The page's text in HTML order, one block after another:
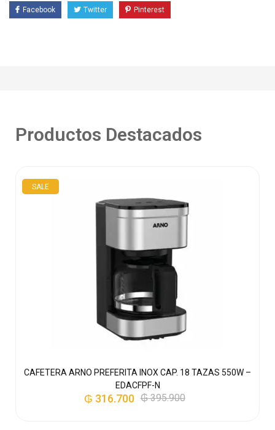
Facebook Twitter Pinterest
Productos Destacados
SALE
CAFETERA ARNO PREFERITA INOX CAP. 18 TAZAS 550W –
EDACFPF-N
₲395.900
₲ 316.700